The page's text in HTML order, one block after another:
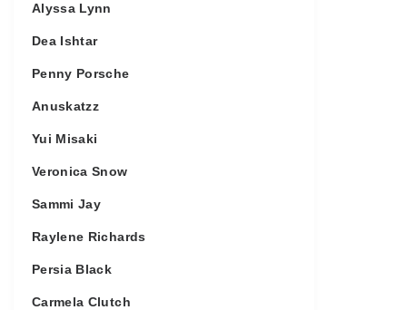
Alyssa Lynn
Dea Ishtar
Penny Porsche
Anuskatzz
Yui Misaki
Veronica Snow
Sammi Jay
Raylene Richards
Persia Black
Carmela Clutch